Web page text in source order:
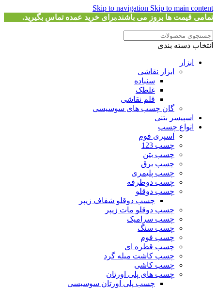
Skip to navigation Skip to main content
تمامی قیمت ها بروز می باشند.برای خرید عمده تماس بگیرید.
انتخاب دسته بندی
ابزار
ابزار نقاشی
سنباده
غلطک
قلم نقاشی
گان چسب های سوسیسی
اسپیسر بتنی
انواع چسب
اسپری فوم
چسب 123
چسب بتن
چسب برق
چسب پلیمری
چسب دوطرفه
چسب دوقلو
چسب دوقلو شفاف زیپر
چسب دوقلو مات زیپر
چسب سرامیک
چسب سنگ
چسب فوم
چسب قطره ای
چسب کاشت میله گرد
چسب کاشی
چسب های پلی اورتان
چسب پلی اورتان سوسیسی